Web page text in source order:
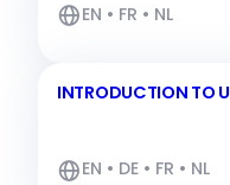
EN • FR • NL
INTRODUCTION TO
EN • DE • FR • NL